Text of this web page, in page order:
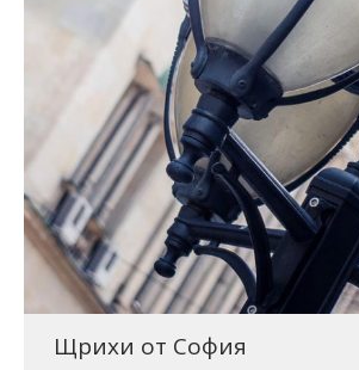
Щрихи от София